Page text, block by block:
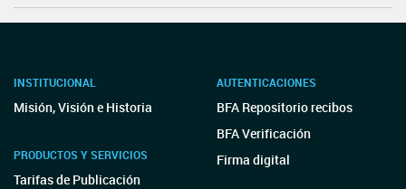
INSTITUCIONAL
Misión, Visión e Historia
PRODUCTOS Y SERVICIOS
Tarifas de Publicación
AUTENTICACIONES
BFA Repositorio recibos
BFA Verificación
Firma digital